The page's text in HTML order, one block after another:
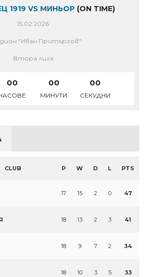
1919 VS МИНЬОР (ON TIME)
15.02.2026
"Иван Притъргов"
Втора лига
00 00
МИНУТИ
00
СЕКУДНИ
CLUB P W D L PTS
17 15 2 0 47
18 13 2 3 41
18 9 7 2 34
18 10 3 5 33